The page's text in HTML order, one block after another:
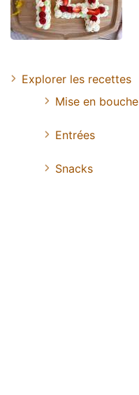
Explorer les recettes
Mise en bouche
Entrées
Snacks